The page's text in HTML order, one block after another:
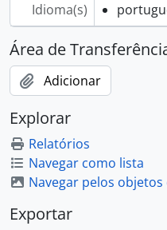
Idioma(s)
Área de
Adicionar
Explorar
Relatórios
Navegar como lista
Navegar pelos objetos
Exportar